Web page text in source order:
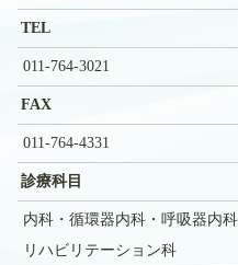
TEL
011-764-3021
FAX
011-764-4331
診療科目
内科・循環器内科・呼吸器内
リハビリテーション科